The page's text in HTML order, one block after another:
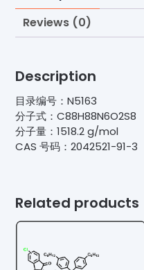
烯
受
分
子
材
料
IDT-
3
Reviews (0)
Description
目录编号：N5163
分子式：C88H88N6O2S8
分子量：1518.2 g/mol
CAS 号码：2042521-91-3
Related products